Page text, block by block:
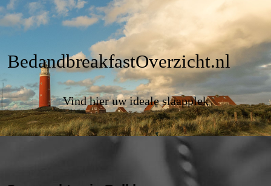
BedandbreakfastOverzicht.nl
Vind hier uw ideale slaapplek